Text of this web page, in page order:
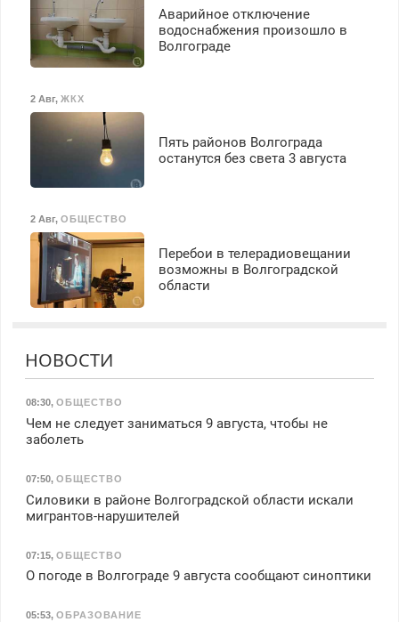
Аварийное отключение
водоснабжения произошло в
Волгограде
2 Авг, ЖКХ
Пять районов Волгограда
останутся без света 3 августа
2 Авг, ОБЩЕСТВО
Перебои в телерадиовещании
возможны в Волгоградской
области
НОВОСТИ
08:30, ОБЩЕСТВО
Чем не следует заниматься 9 августа, чтобы не
заболеть
07:50, ОБЩЕСТВО
Силовики в районе Волгоградской области искали
мигрантов-нарушителей
07:15, ОБЩЕСТВО
О погоде в Волгограде 9 августа сообщают синоптики
05:53, ОБРАЗОВАНИЕ